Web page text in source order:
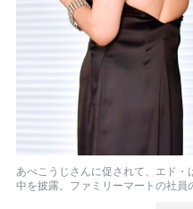
あべこうじさんに促されて、エド
中を披露。ファミリーマートの社員